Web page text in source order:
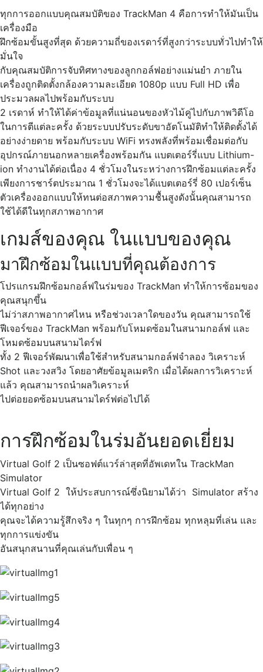
ทุกการออกแบบคุณสมบัติของ TrackMan 4 คือการทำให้มันเป็น
เครื่องมือ
ฝึกซ้อมขั้นสูงที่สุด ด้วยความถี่ของเรดาร์ที่สูงกว่าระบบทั่วไปทำให้
มั่นใจ
กับคุณสมบัติการจับทิศทางของลูกกอล์ฟอย่างแม่นยำ ภายใน
เครื่องถูกติดตั้งกล้องความละเอียด 1080p แบบ Full HD เพื่อ
ประมวลผลไปพร้อมกับระบบ
2 เรดาห์ ทำให้ได้ค่าข้อมูลที่แน่นอนของหัวไม้คู่ไปกับภาพวิดีโอ
ในการตีแต่ละครั้ง ด้วยระบบปรับระดับขาอัตโนมัติทำให้ติดตั้งได้
อย่างง่ายดาย พร้อมกับระบบ WiFi ทรงพลังที่พร้อมเชื่อมต่อกับ
อุปกรณ์ภายนอกหลายเครื่องพร้อมกัน แบตเตอร์รี่แบบ Lithium-
ion ทำงานได้ต่อเนื่อง 4 ชั่วโมงในระหว่างการฝึกซ้อมแต่ละครั้ง
เพียงการชาร์ตประมาณ 1 ชั่วโมงจะได้แบตเตอร์รี่ 80 เปอร์เซ็น
ตัวเครื่องออกแบบให้ทนต่อสภาพความชื้นสูงดังนั้นคุณสามารถ
ใช้ได้ดีในทุกสภาพอากาศ
เกมส์ของคุณ ในแบบของคุณ
มาฝึกซ้อมในแบบที่คุณต้องการ
โปรแกรมฝึกซ้อมกอล์ฟในร่มของ TrackMan ทำให้การซ้อมของ
คุณสนุกขึ้น
ไม่ว่าสภาพอากาศไหน หรือช่วงเวลาใดของวัน คุณสามารถใช้
ฟีเจอร์ของ TrackMan พร้อมกับโหมดซ้อมในสนามกอล์ฟ และ
โหมดซ้อมบนสนามไดร์ฟ
ทั้ง 2 ฟีเจอร์พัฒนาเพื่อใช้สำหรับสนามกอล์ฟจำลอง วิเคราะห์
Shot และวงสวิง โดยอาศัยข้อมูลเมตริก เมื่อได้ผลการวิเคราะห์
แล้ว คุณสามารถนำผลวิเคราะห์
ไปต่อยอดซ้อมบนสนามไดร์ฟต่อไปได้
การฝึกซ้อมในร่มอันยอดเยี่ยม
Virtual Golf 2 เป็นซอฟต์แวร์ล่าสุดที่อัพเดทใน TrackMan
Simulator
Virtual Golf 2 ให้ประสบการณ์ซึ่งนิยามได้ว่า Simulator สร้าง
ได้ทุกอย่าง
คุณจะได้ความรู้สึกจริง ๆ ในทุกๆ การฝึกซ้อม ทุกหลุมที่เล่น และ
ทุกการแข่งขัน
อันสนุกสนานที่คุณเล่นกับเพื่อน ๆ